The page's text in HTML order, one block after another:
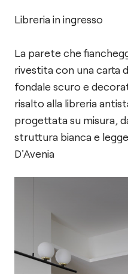
Libreria in ingresso
La parete che
rivestita con una carta
fondale scuro e
risalto alla libreria
progettata su misura,
struttura bianca e
D'Avenia